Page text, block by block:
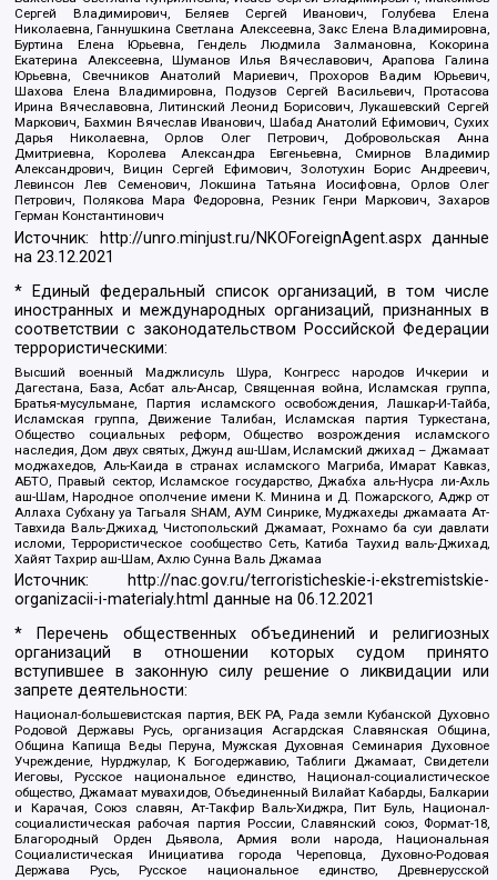
Сергей Владимирович, Беляев Сергей Иванович, Голубева Елена
Николаевна, Ганнушкина Светлана Алексеевна, Закс Елена Владимировна,
Буртина Елена Юрьевна, Гендель Людмила Залмановна, Кокорина
Екатерина Алексеевна, Шуманов Илья Вячеславович, Арапова Галина
Юрьевна, Свечников Анатолий Мариевич, Прохоров Вадим Юрьевич,
Шахова Елена Владимировна, Подузов Сергей Васильевич, Протасова
Ирина Вячеславовна, Литинский Леонид Борисович, Лукашевский Сергей
Маркович, Бахмин Вячеслав Иванович, Шабад Анатолий Ефимович, Сухих
Дарья Николаевна, Орлов Олег Петрович, Добровольская Анна
Дмитриевна, Королева Александра Евгеньевна, Смирнов Владимир
Александрович, Вицин Сергей Ефимович, Золотухин Борис Андреевич,
Левинсон Лев Семенович, Локшина Татьяна Иосифовна, Орлов Олег
Петрович, Полякова Мара Федоровна, Резник Генри Маркович, Захаров
Герман Константинович
Источник: http://unro.minjust.ru/NKOForeignAgent.aspxданные
на23.12.2021
* Единый федеральный список организаций, в том числе
иностранных и международных организаций, признанных в
соответствии с законодательством Российской Федерации
террористическими:
Высший военный Маджлисуль Шура, Конгресс народов Ичкерии и
Дагестана, База, Асбат аль-Ансар, Священная война, Исламская группа,
Братья-мусульмане, Партия исламского освобождения, Лашкар-И-Тайба,
Исламская группа, Движение Талибан, Исламская партия Туркестана,
Общество социальных реформ, Общество возрождения исламского
наследия, Дом двух святых, Джунд аш-Шам, Исламский джихад – Джамаат
моджахедов, Аль-Каида в странах исламского Магриба, Имарат Кавказ,
АБТО, Правый сектор, Исламское государство, Джабха аль-Нусра ли-Ахль
аш-Шам, Народное ополчение имени К. Минина и Д. Пожарского, Аджр от
Аллаха Субхану уа Тагьаля SHAM, АУМ Синрике, Муджахеды джамаата Ат-
Тавхида Валь-Джихад, Чистопольский Джамаат, Рохнамо ба суи давлати
исломи, Террористическое сообщество Сеть, Катиба Таухид валь-Джихад,
Хайят Тахрир аш-Шам, Ахлю Сунна Валь Джамаа
Источник:
http://nac.gov.ru/terroristicheskie-i-ekstremistskie-
organizacii-i-materialy.html данные на06.12.2021
* Перечень общественных объединений и религиозных
организаций в отношении которых судом принято
вступившее в законную силу решение о ликвидации или
запрете деятельности:
Национал-большевистская партия, ВЕК РА, Рада земли Кубанской Духовно
Родовой Державы Русь, организация Асгардская Славянская Община,
Община Капища Веды Перуна, Мужская Духовная Семинария Духовное
Учреждение, Нурджулар, К Богодержавию, Таблиги Джамаат, Свидетели
Иеговы, Русское национальное единство, Национал-социалистическое
общество, Джамаат мувахидов, Объединенный Вилайат Кабарды, Балкарии
и Карачая, Союз славян, Ат-Такфир Валь-Хиджра, Пит Буль, Национал-
социалистическая рабочая партия России, Славянский союз, Формат-18,
Благородный Орден Дьявола, Армия воли народа, Национальная
Социалистическая Инициатива города Череповца, Духовно-Родовая
Держава Русь, Русское национальное единство, Древнерусской